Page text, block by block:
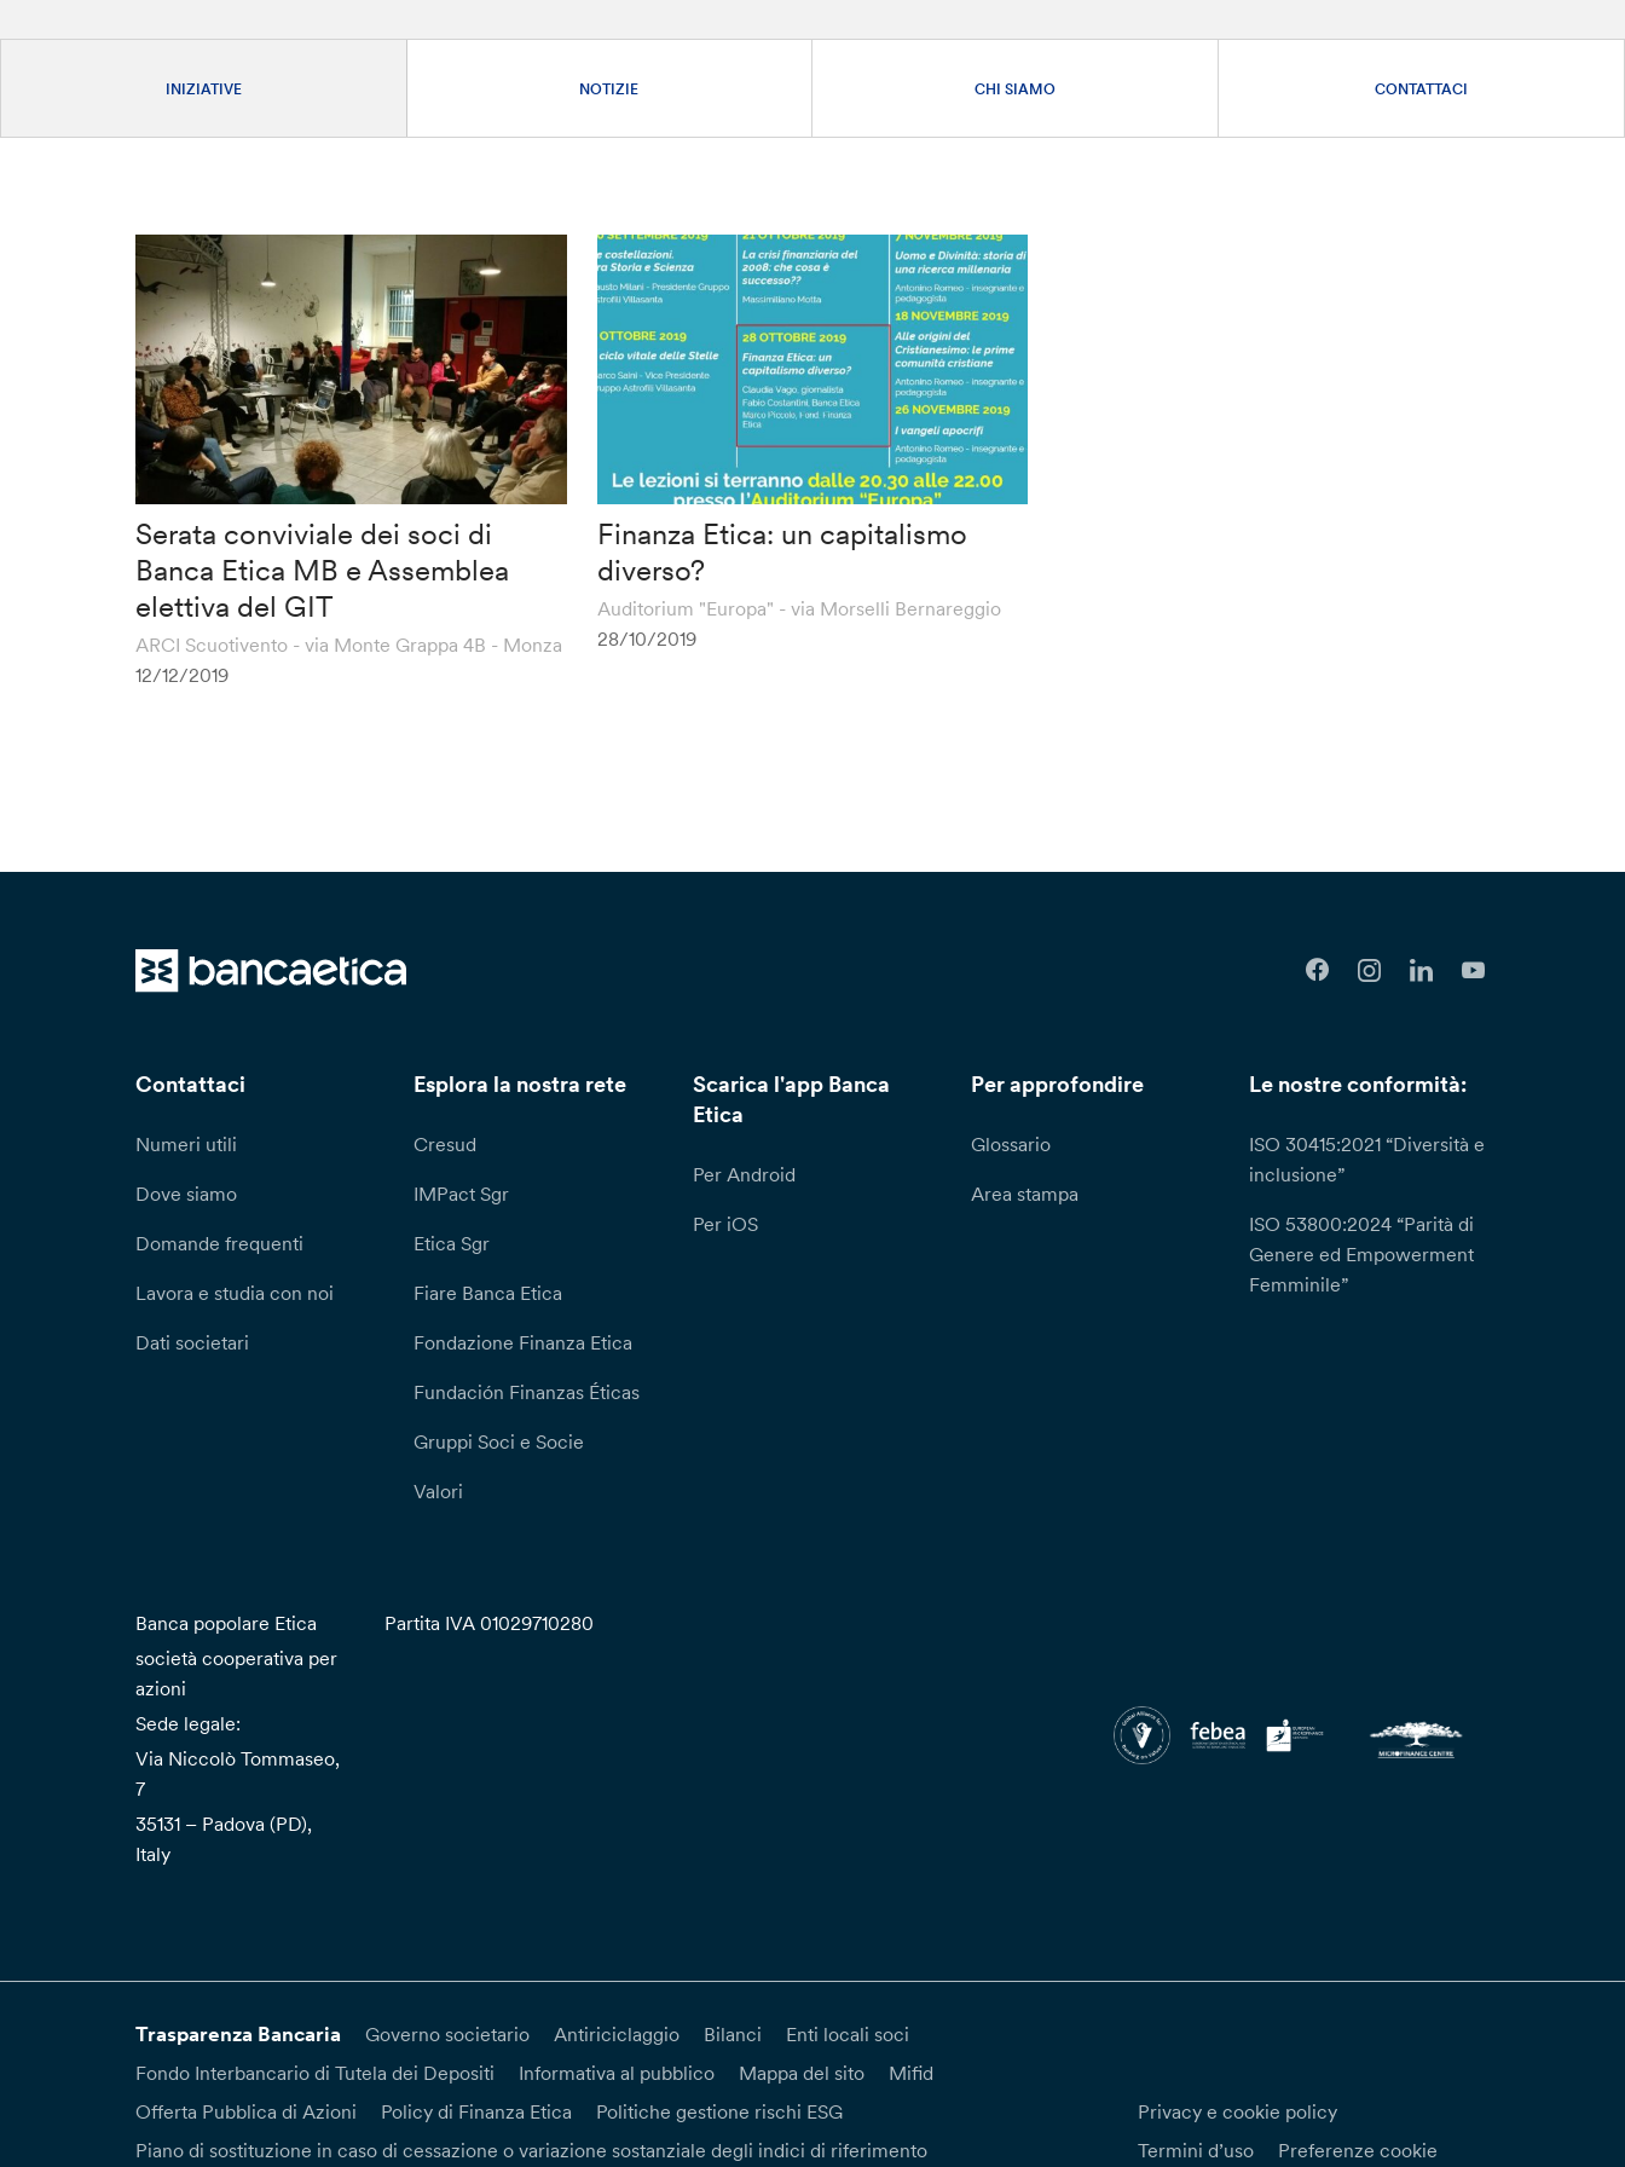
INIZIATIVE NOTIZIE CHI SIAMO CONTATTACI
Serata conviviale dei soci di
Banca Etica MB e Assemblea
elettiva del GIT
ARCI Scuotivento - via Monte Grappa 4B - Monza
12/12/2019
Finanza Etica: un capitalismo
diverso?
Auditorium "Europa" - via Morselli Bernareggio
28/10/2019
Contattaci
Numeri utili
Dove siamo
Domande frequenti
Lavora e studia con noi
Dati societari
Esplora la nostra rete
Cresud
IMPact Sgr
Etica Sgr
Fiare Banca Etica
Fondazione Finanza Etica
Fundación Finanzas Éticas
Gruppi Soci e Socie
Valori
Scarica l'app Banca
Etica
Per Android
Per iOS
Per approfondire
Glossario
Area stampa
Le nostre conformità:
ISO 30415:2021 “Diversità e
inclusione”
ISO 53800:2024 “Parità di
Genere ed Empowerment
Femminile”
Banca popolare Etica
società cooperativa per
azioni
Sede legale:
Via Niccolò Tommaseo,
7
35131 – Padova (PD),
Italy
Partita IVA 01029710280
Trasparenza Bancaria Governo societario Antiriciclaggio Bilanci
Enti locali soci
Fondo Interbancario di Tutela dei Depositi
Informativa al pubblico Mappa del sito
Mifid
Offerta Pubblica di Azioni
Policy di Finanza Etica
Politiche gestione rischi ESG
Piano di sostituzione in caso di cessazione o variazione sostanziale degli indici di riferimento
Privacy e cookie policy
Termini d’uso
Preferenze cookie